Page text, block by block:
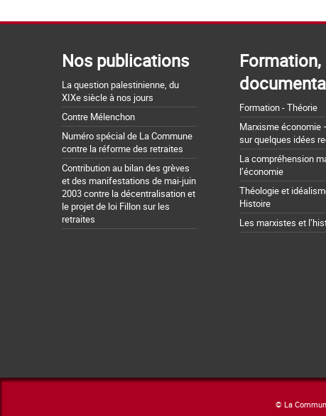
Nos publications
La question palestinienne, du
XIXe siècle à nos jours
Contre Mélenchon
Numéro spécial de La Commune
contre la réforme des retraites
Contribution au bilan des grèves
et des manifestations de mai-juin
2003 contre la décentralisation et
le projet de loi Fillon sur les
retraites
Formation,
Formation - Théorie
Marxisme économie
sur quelques idées
La compréhension
l’économie
Théologie et
Histoire
Les marxistes et
© La